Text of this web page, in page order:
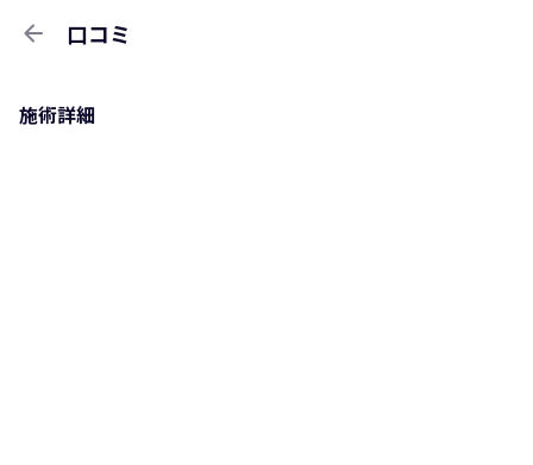
arrow_back 口コミ
施術詳細